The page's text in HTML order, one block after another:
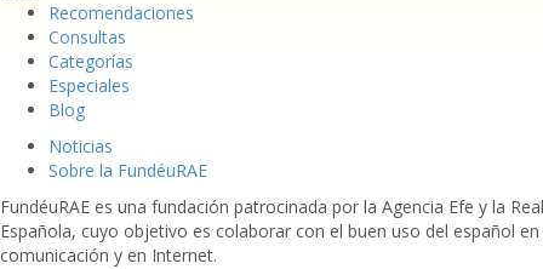
Recomendaciones
Consultas
Categorías
Especiales
Blog
Noticias
Sobre la FundéuRAE
FundéuRAE es una fundación patrocinada por la Agencia Efe y la
Española, cuyo objetivo es colaborar con el buen uso del español
comunicación y en Internet.